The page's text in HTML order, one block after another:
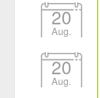
20
Aug.
20
Aug.